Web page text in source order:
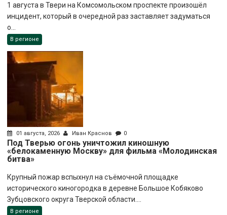
1 августа в Твери на Комсомольском проспекте произошёл
инцидент, который в очередной раз заставляет задуматься
о...
В регионе
01 августа, 2026 Иван Краснов 0
Под Тверью огонь уничтожил киношную
«белокаменную Москву» для фильма «Молодинская
битва»
Крупный пожар вспыхнул на съёмочной площадке
исторического киногородка в деревне Большое Кобяково
Зубцовского округа Тверской области....
В регионе